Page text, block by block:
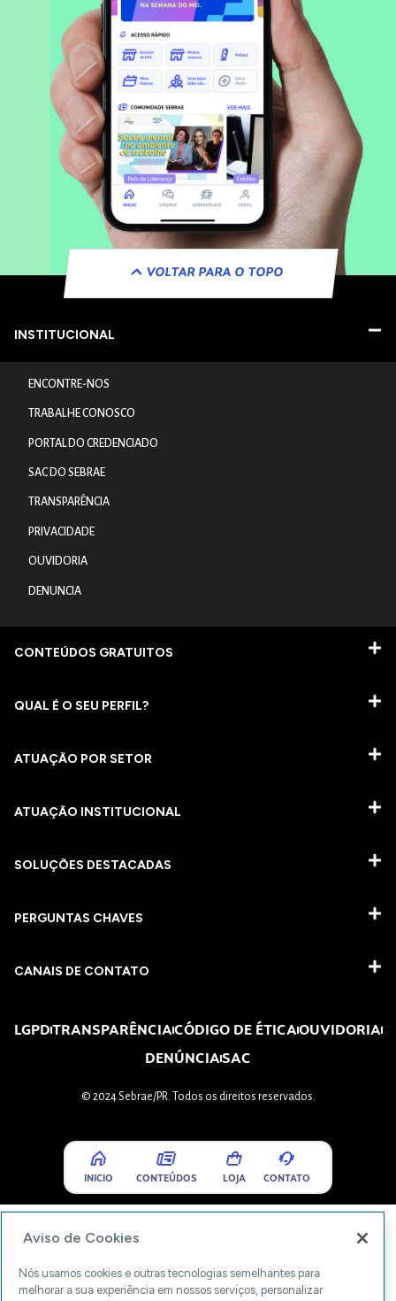
VOLTAR PARA O TOPO
INSTITUCIONAL
ENCONTRE-NOS
TRABALHE CONOSCO
PORTAL DO CREDENCIADO
SAC DO SEBRAE
TRANSPARÊNCIA
PRIVACIDADE
OUVIDORIA
DENUNCIA
CONTEÚDOS GRATUITOS
QUAL É O SEU PERFIL?
ATUAÇÃO POR SETOR
ATUAÇÃO INSTITUCIONAL
SOLUÇÕES DESTACADAS
PERGUNTAS CHAVES​
CANAIS DE CONTATO
LGPDTRANSPARÊNCIACÓDIGO DE ÉTICAOUVIDORIA
DENÚNCIASAC
© 2024 Sebrae/PR. Todos os direitos reservados.
INICIO CONTEÚDOS LOJA CONTATO
Aviso de Cookies
Nós usamos cookies e outras tecnologias semelhantes para
melhorar a sua experiência em nossos serviços, personalizar